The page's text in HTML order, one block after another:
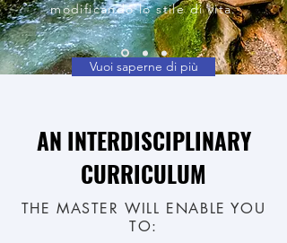
modificando lo stile di vita.
Vuoi saperne di più
AN INTERDISCIPLINARY
CURRICULUM
THE MASTER WILL ENABLE YOU
TO: